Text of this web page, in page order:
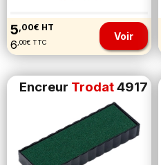
5 ,00€ HT
6 ,00€ TTC Voir
Encreur Trodat4917